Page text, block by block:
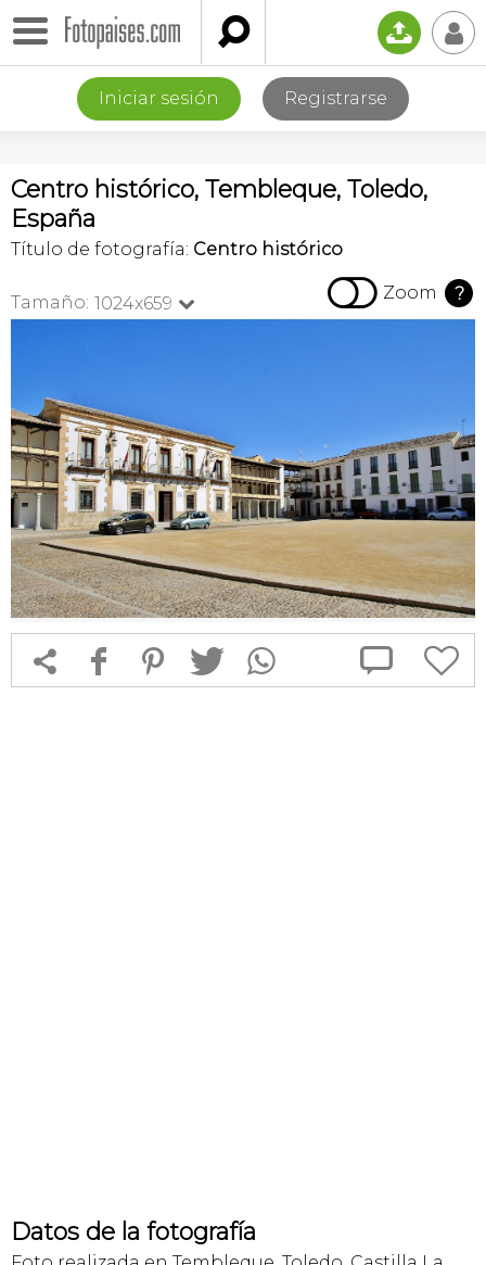
 📤 👤
Iniciar sesión Registrarse
Centro histórico, Tembleque, Toledo,
España
Título de fotografía: Centro histórico
Tamaño: 1024x659   Zoom ?
 f 1 T  
Datos de la fotografía